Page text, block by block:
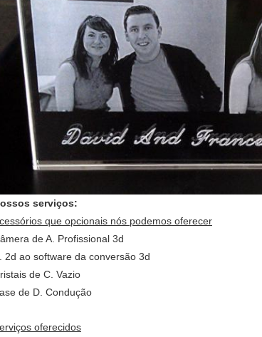
serviços:
que opcionais nós podemos oferecer
de A. Profissional 3d
2d ao software da conversão 3d
de C. Vazio
de D. Condução
oferecidos